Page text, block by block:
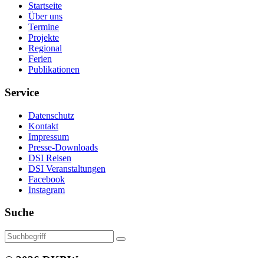
Startseite
Über uns
Termine
Projekte
Regional
Ferien
Publikationen
Service
Datenschutz
Kontakt
Impressum
Presse-Downloads
DSI Reisen
DSI Veranstaltungen
Facebook
Instagram
Suche